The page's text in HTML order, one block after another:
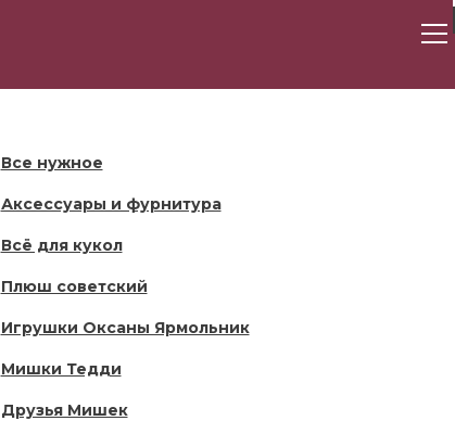
Сравнение
Все нужное
Аксессуары и фурнитура
Всё для кукол
Плюш советский
Игрушки Оксаны Ярмольник
Мишки Тедди
Друзья Мишек